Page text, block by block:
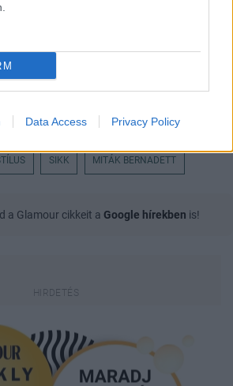
Data Access Privacy Policy
SIKK MITÁK BERNADETT
a Glamour cikkeit a Google hírekben is!